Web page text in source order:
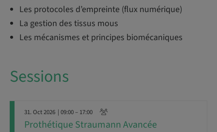
Les protocoles d’empreinte (flux numérique)
La gestion des tissus mous
Les mécanismes et principes biomécaniques
Sessions
31. Oct 2026 | 09:00 – 17:00
Prothétique Straumann Avancée